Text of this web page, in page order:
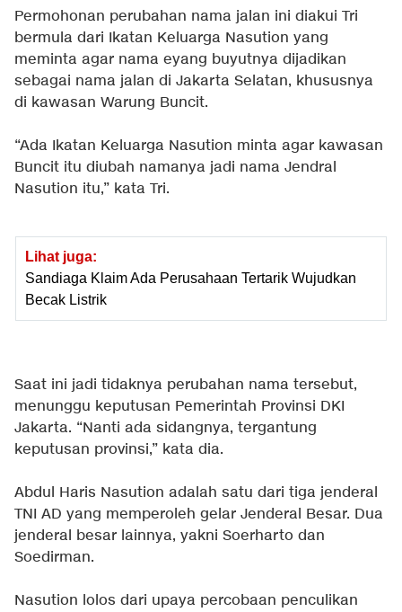
Permohonan perubahan nama jalan ini diakui Tri
bermula dari Ikatan Keluarga Nasution yang
meminta agar nama eyang buyutnya dijadikan
sebagai nama jalan di Jakarta Selatan, khususnya
di kawasan Warung Buncit.
“Ada Ikatan Keluarga Nasution minta agar kawasan
Buncit itu diubah namanya jadi nama Jendral
Nasution itu,” kata Tri.
Lihat juga:
Sandiaga Klaim Ada Perusahaan Tertarik Wujudkan
Becak Listrik
Saat ini jadi tidaknya perubahan nama tersebut,
menunggu keputusan Pemerintah Provinsi DKI
Jakarta. “Nanti ada sidangnya, tergantung
keputusan provinsi,” kata dia.
Abdul Haris Nasution adalah satu dari tiga jenderal
TNI AD yang memperoleh gelar Jenderal Besar. Dua
jenderal besar lainnya, yakni Soerharto dan
Soedirman.
Nasution lolos dari upaya percobaan penculikan